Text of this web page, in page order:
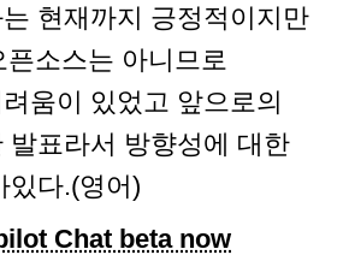
현재까지 긍정적이지만
소스는 아니므로
움이 있었고 앞으로의
발표라서 방향성에 대한
있다.(영어)
Chat beta now